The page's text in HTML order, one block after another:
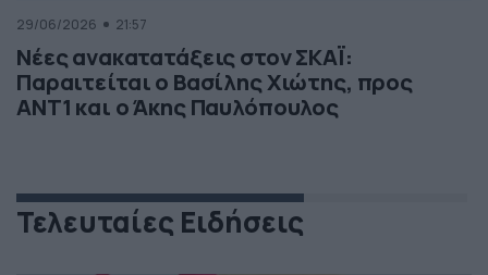
29/06/2026 21:57
Νέες ανακατατάξεις στον ΣΚΑΪ:
Παραιτείται ο Βασίλης Χιώτης, προς
ΑΝΤ1 και ο Άκης Παυλόπουλος
Τελευταίες Ειδήσεις